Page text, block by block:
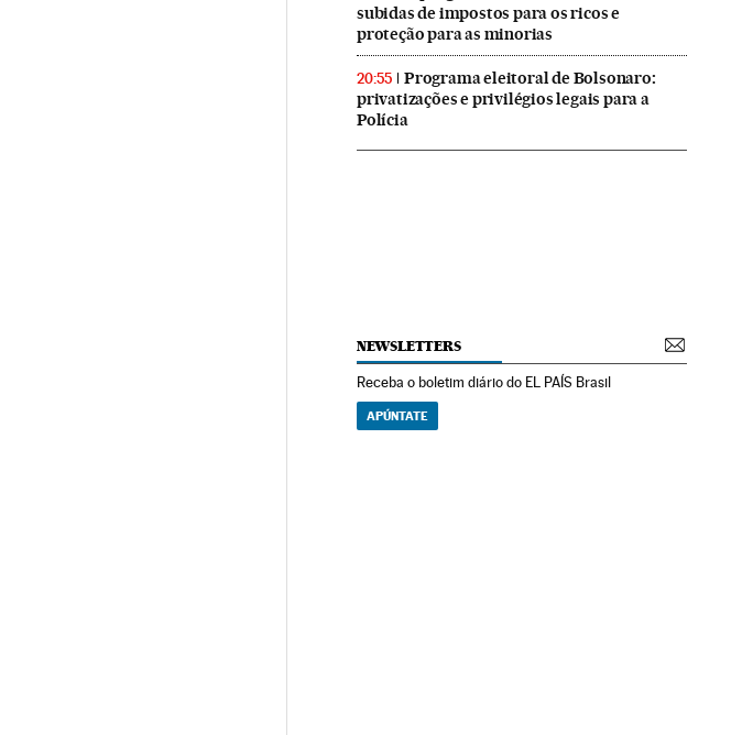
subidas de impostos para os ricos e
proteção para as minorias
20:55
Programa eleitoral de Bolsonaro:
privatizações e privilégios legais para a
Polícia
NEWSLETTERS
Receba o boletim diário do EL PAÍS Brasil
APÚNTATE